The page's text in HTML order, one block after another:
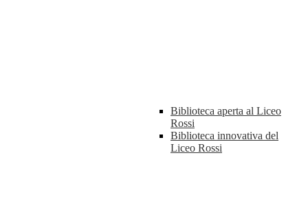
Biblioteca aperta al Liceo
Rossi
Biblioteca innovativa del
Liceo Rossi